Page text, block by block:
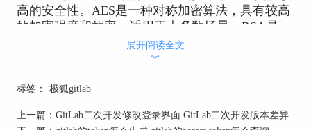
高的安全性。AES是一种对称加密算法，具有较高
的加密强度和效率，适用于大多数场景。RSA是一
种非对称加密算法，常用于密钥交换和数据加密，
具有良好的安全性和灵活性。
2. 密钥管理的安全性
加密的安全性不仅依赖于加密算法，还依赖于密钥
的管理。GitLab提供了完善的密钥管理机制，用户
展开阅读全文
︾
标签： 极狐gitlab
上一篇： GitLab二次开发修改登录界面 GitLab二次开发版本差异